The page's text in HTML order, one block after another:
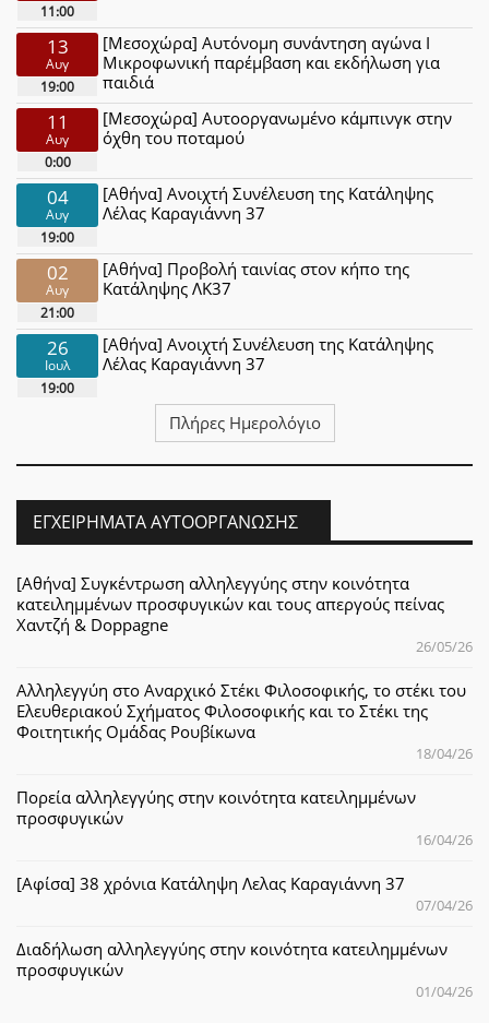
11:00
13
Αυγ
19:00
[Μεσοχώρα] Αυτόνομη συνάντηση αγώνα Ι
Μικροφωνική παρέμβαση και εκδήλωση για
παιδιά
11
Αυγ
0:00
[Μεσοχώρα] Αυτοοργανωμένο κάμπινγκ στην
όχθη του ποταμού
04
Αυγ
19:00
[Αθήνα] Ανοιχτή Συνέλευση της Κατάληψης
Λέλας Καραγιάννη 37
02
Αυγ
21:00
[Αθήνα] Προβολή ταινίας στον κήπο της
Κατάληψης ΛΚ37
26
Ιουλ
19:00
[Αθήνα] Ανοιχτή Συνέλευση της Κατάληψης
Λέλας Καραγιάννη 37
Πλήρες Ημερολόγιο
ΕΓΧΕΙΡΉΜΑΤΑ ΑΥΤΟΟΡΓΆΝΩΣΗΣ
[Αθήνα] Συγκέντρωση αλληλεγγύης στην κοινότητα
κατειλημμένων προσφυγικών και τους απεργούς πείνας
Χαντζή & Doppagne
26/05/26
Αλληλεγγύη στο Αναρχικό Στέκι Φιλοσοφικής, το στέκι του
Ελευθεριακού Σχήματος Φιλοσοφικής και το Στέκι της
Φοιτητικής Ομάδας Ρουβίκωνα
18/04/26
Πορεία αλληλεγγύης στην κοινότητα κατειλημμένων
προσφυγικών
16/04/26
[Αφίσα] 38 χρόνια Κατάληψη Λελας Καραγιάννη 37
07/04/26
Διαδήλωση αλληλεγγύης στην κοινότητα κατειλημμένων
προσφυγικών
01/04/26